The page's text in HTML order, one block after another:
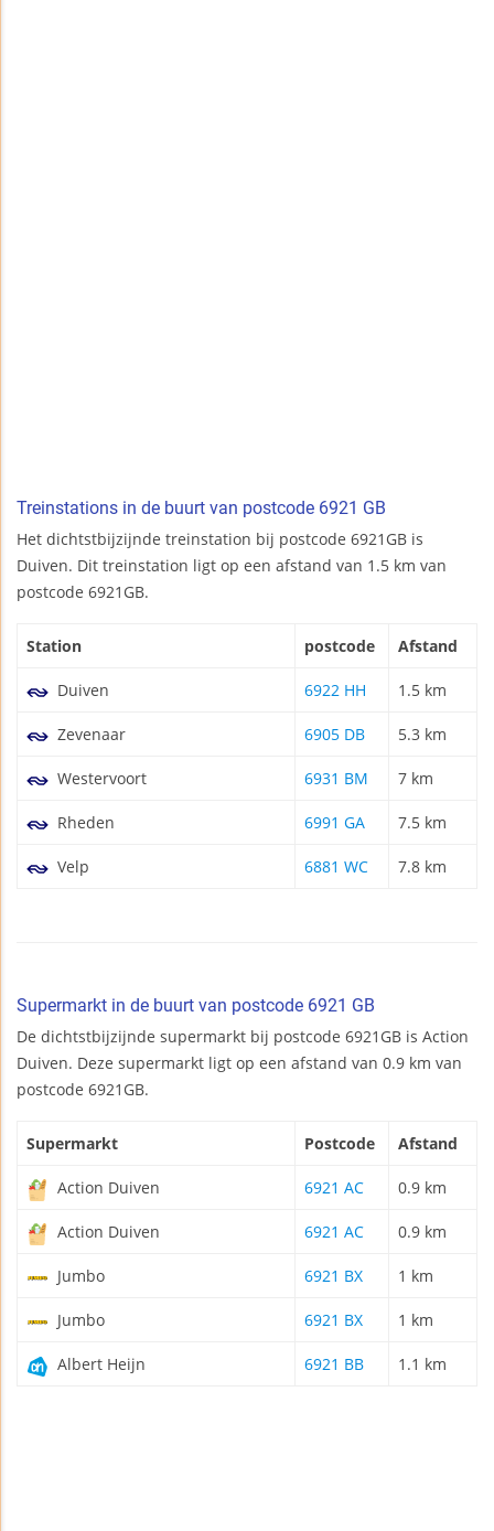
Treinstations in de buurt van postcode 6921 GB
Het dichtstbijzijnde treinstation bij postcode 6921GB is
Duiven. Dit treinstation ligt op een afstand van 1.5 km van
postcode 6921GB.
Station postcode Afstand
Duiven 6922 HH 1.5 km
Zevenaar 6905 DB 5.3 km
Westervoort 6931 BM 7 km
Rheden 6991 GA 7.5 km
Velp 6881 WC 7.8 km
Supermarkt in de buurt van postcode 6921 GB
De dichtstbijzijnde supermarkt bij postcode 6921GB is Action
Duiven. Deze supermarkt ligt op een afstand van 0.9 km van
postcode 6921GB.
Supermarkt Postcode Afstand
Action Duiven 6921 AC 0.9 km
Action Duiven 6921 AC 0.9 km
Jumbo 6921 BX 1 km
Jumbo 6921 BX 1 km
Albert Heijn 6921 BB 1.1 km